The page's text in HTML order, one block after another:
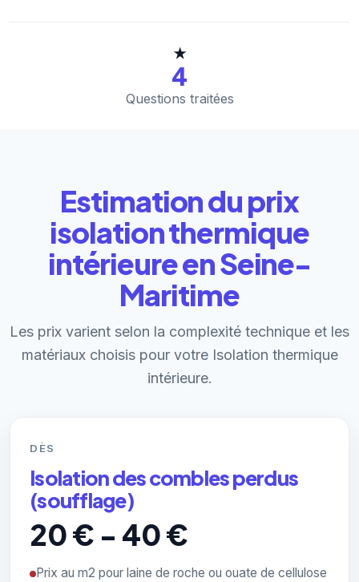
★
4
Questions traitées
Estimation du prix
isolation thermique
intérieure en Seine-
Maritime
Les prix varient selon la complexité technique et les
matériaux choisis pour votre Isolation thermique
intérieure.
DÈS
Isolation des combles perdus
(soufflage)
20 € - 40 €
Prix au m2 pour laine de roche ou ouate de cellulose